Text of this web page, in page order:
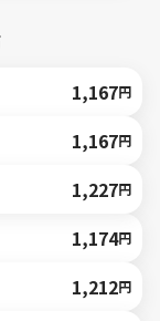
1,167円
1,167円
1,227円
1,174円
1,212円